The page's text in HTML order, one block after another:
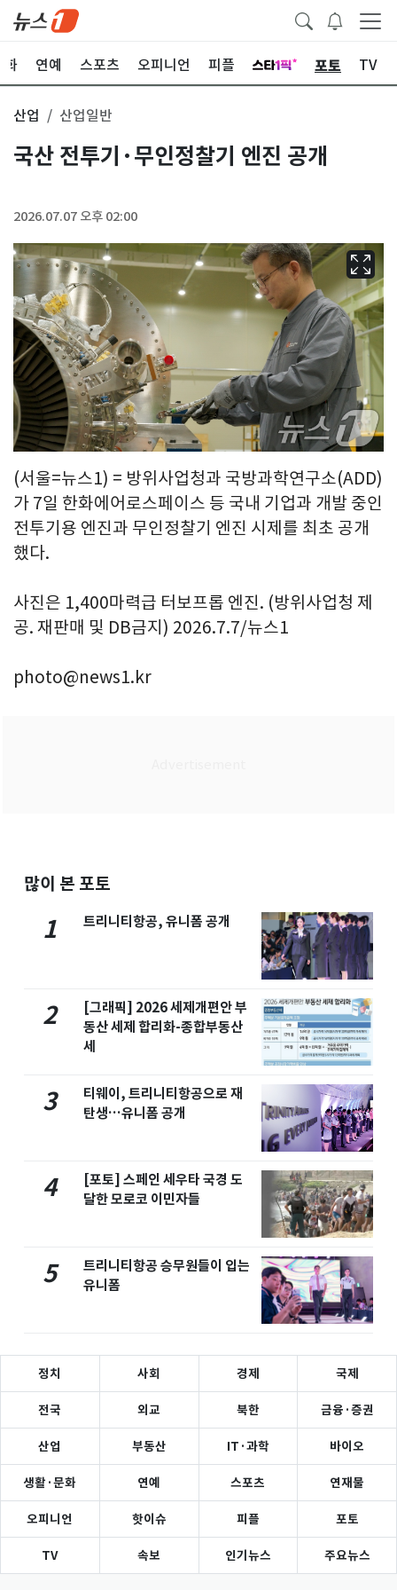
화 연예 스포츠 오피니언 피플 포토 TV
산업 산업일반
국산 전투기·무인정찰기 엔진 공개
2026.07.07 오후 02:00
(서울=뉴스1) = 방위사업청과 국방과학연구소(ADD)
가 7일 한화에어로스페이스 등 국내 기업과 개발 중인
전투기용 엔진과 무인정찰기 엔진 시제를 최초 공개
했다.
사진은 1,400마력급 터보프롭 엔진. (방위사업청 제
공. 재판매 및 DB금지) 2026.7.7/뉴스1
photo@news1.kr
많이 본 포토
1 트리니티항공, 유니폼 공개
2
[그래픽] 2026 세제개편안 부
동산 세제 합리화-종합부동산
세
3
티웨이, 트리니티항공으로 재
탄생…유니폼 공개
4
[포토] 스페인 세우타 국경 도
달한 모로코 이민자들
5
트리니티항공 승무원들이 입는
유니폼
정치 사회 경제 국제
전국 외교 북한 금융·증권
산업 부동산 IT·과학 바이오
생활·문화 연예 스포츠 연재물
오피니언 핫이슈 피플 포토
TV 속보 인기뉴스 주요뉴스